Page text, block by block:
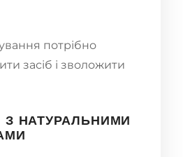
потрібно
засіб і зволожити
З НАТУРАЛЬНИМИ